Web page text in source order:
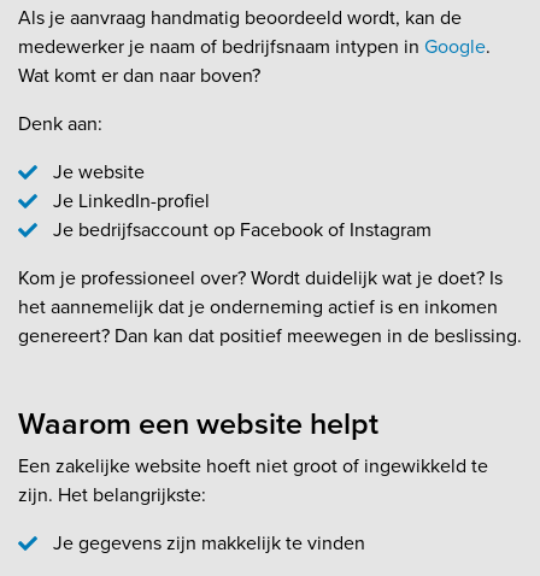
Als je aanvraag handmatig beoordeeld wordt, kan de
medewerker je naam of bedrijfsnaam intypen in Google.
Wat komt er dan naar boven?
Denk aan:
Je website
Je LinkedIn-profiel
Je bedrijfsaccount op Facebook of Instagram
Kom je professioneel over? Wordt duidelijk wat je doet? Is
het aannemelijk dat je onderneming actief is en inkomen
genereert? Dan kan dat positief meewegen in de beslissing.
Waarom een website helpt
Een zakelijke website hoeft niet groot of ingewikkeld te
zijn. Het belangrijkste:
Je gegevens zijn makkelijk te vinden